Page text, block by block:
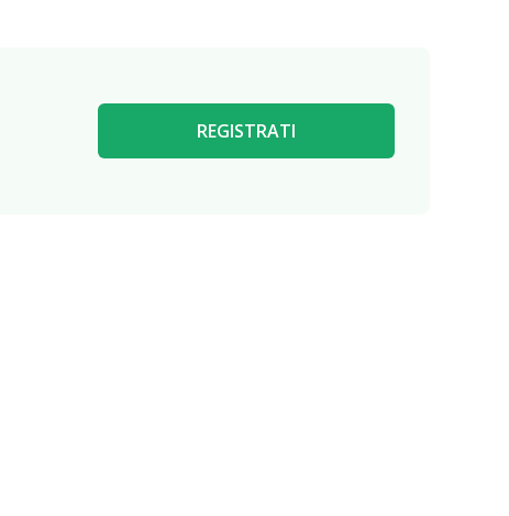
REGISTRATI